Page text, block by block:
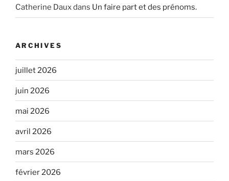
Catherine Dauxdans Un faire part et des prénoms.
ARCHIVES
juillet 2026
juin 2026
mai 2026
avril 2026
mars 2026
février 2026